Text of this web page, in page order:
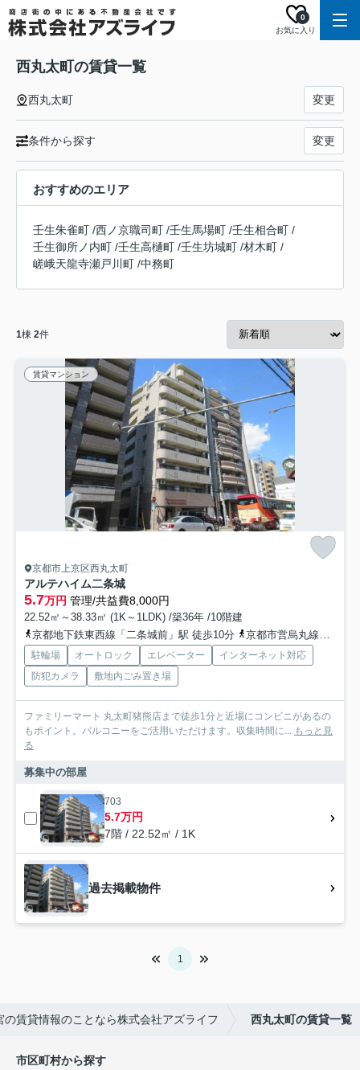
お気に入り
0
西丸太町の賃貸一覧
西丸太町 変更
条件から探す 変更
おすすめのエリア
壬生朱雀町 /西ノ京職司町 /壬生馬場町 /壬生相合町 /
壬生御所ノ内町 /壬生高樋町 /壬生坊城町 /材木町 /
嵯峨天龍寺瀬戸川町 /中務町
1棟 2件
賃貸マンション
京都市上京区西丸太町
アルテハイム二条城
5.7万円 管理/共益費8,000円
22.52㎡～38.33㎡ (1K～1LDK) /築36年 /10階建
京都地下鉄東西線「二条城前」駅 徒歩10分
京都市営烏丸線「丸太町」駅 徒歩11分
駐輪場 オートロック エレベーター
インターネット対応
防犯カメラ
敷地内ごみ置き場
ファミリーマート 丸太町猪熊店まで徒歩1分と近場にコンビニがあるの
もポイント。バルコニーをご活用いただけます。収集時間に... もっと見
る
募集中の部屋
703
5.7万円
7階 / 22.52㎡ / 1K
過去掲載物件
1
の賃貸情報のことなら株式会社アズライフ 西丸太町の賃貸一覧
市区町村から探す